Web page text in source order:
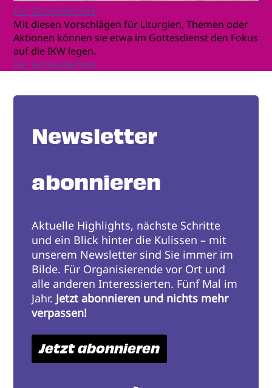
Für Gottesdienste
Mit diesen Vorschlägen für Liturgien, Themen oder
Aktionen können sie etwa im Gottesdienst den Fokus
auf die IKW legen.
Für Gottesdienste
Newsletter
abonnieren
Aktuelle Highlights, nächste Schritte
und ein Blick hinter die Kulissen – mit
unserem Newsletter sind Sie immer im
Bilde. Für Organisierende vor Ort und
alle anderen Interessierten. Fünf Mal im
Jahr. Jetzt abonnieren und nichts mehr
verpassen!
Jetzt abonnieren